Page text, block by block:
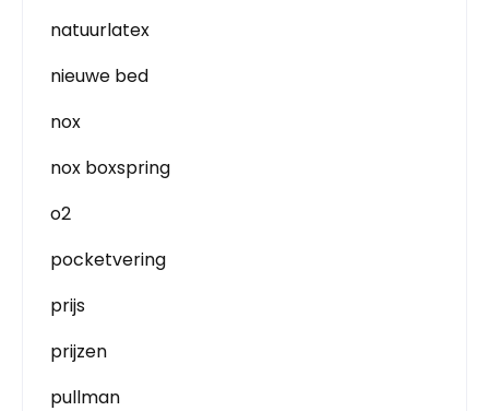
natuurlatex
nieuwe bed
nox
nox boxspring
o2
pocketvering
prijs
prijzen
pullman